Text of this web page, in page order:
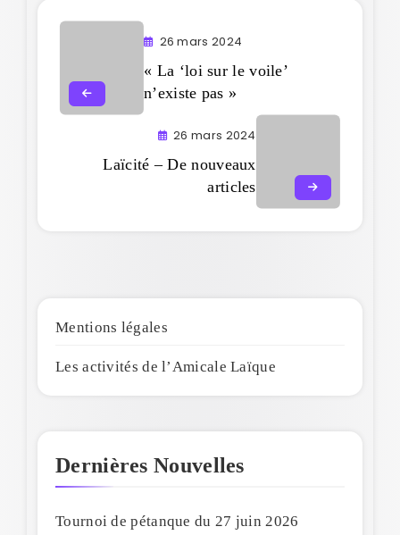
26 mars 2024
« La ‘loi sur le voile’
n’existe pas »
26 mars 2024
Laïcité – De nouveaux
articles
Mentions légales
Les activités de l’Amicale Laïque
Dernières Nouvelles
Tournoi de pétanque du 27 juin 2026